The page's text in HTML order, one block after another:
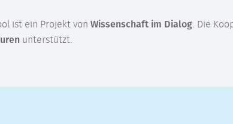
ist ein Projekt vonWissenschaft im Dialog . Die
unterstützt.